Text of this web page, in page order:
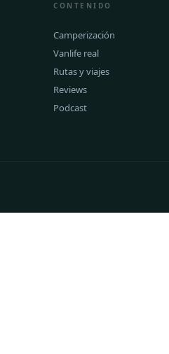
CONTENIDO
Camperización
Vanlife real
Rutas y viajes
Reviews
Podcast